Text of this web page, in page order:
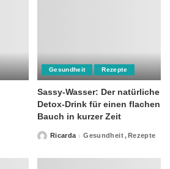
Gesundheit Rezepte
Sassy-Wasser: Der natürliche
Detox-Drink für einen flachen
Bauch in kurzer Zeit
PostedRicarda Gesundheit Rezepte